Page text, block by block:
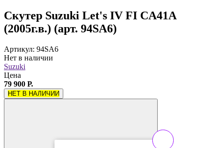
Скутер Suzuki Let's IV FI CA41A
(2005г.в.) (арт. 94SA6)
Артикул: 94SA6
Нет в наличии
Suzuki
Цена
79 900 Р.
НЕТ В НАЛИЧИИ